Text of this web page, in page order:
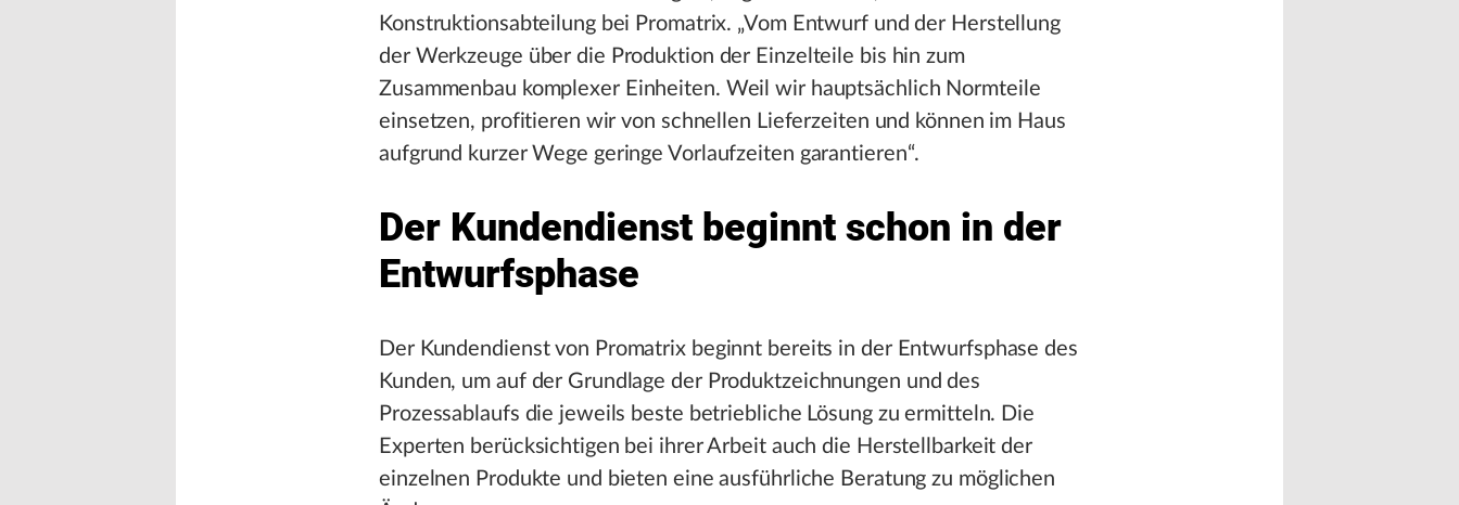
Konstruktionsabteilung bei Promatrix. „Vom Entwurf und der Herstellung
der Werkzeuge über die Produktion der Einzelteile bis hin zum
Zusammenbau komplexer Einheiten. Weil wir hauptsächlich Normteile
einsetzen, profitieren wir von schnellen Lieferzeiten und können im Haus
aufgrund kurzer Wege geringe Vorlaufzeiten garantieren“.
Der Kundendienst beginnt schon in der
Entwurfsphase
Der Kundendienst von Promatrix beginnt bereits in der Entwurfsphase des
Kunden, um auf der Grundlage der Produktzeichnungen und des
Prozessablaufs die jeweils beste betriebliche Lösung zu ermitteln. Die
Experten berücksichtigen bei ihrer Arbeit auch die Herstellbarkeit der
einzelnen Produkte und bieten eine ausführliche Beratung zu möglichen